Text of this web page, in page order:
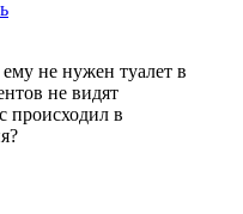
не нужен туалет в
не видят
происходил в